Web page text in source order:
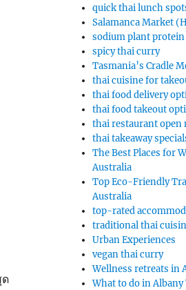
quick thai lunch
Salamanca Market
sodium plant protein
spicy thai curry
Tasmania’s Cradle
thai cuisine for
thai food delivery
thai food takeout
thai restaurant open
thai takeaway
The Best Places for
Australia
Top Eco-Friendly
Australia
top-rated
traditional thai
Urban Experiences
vegan thai curry
Wellness retreats in
What to do in